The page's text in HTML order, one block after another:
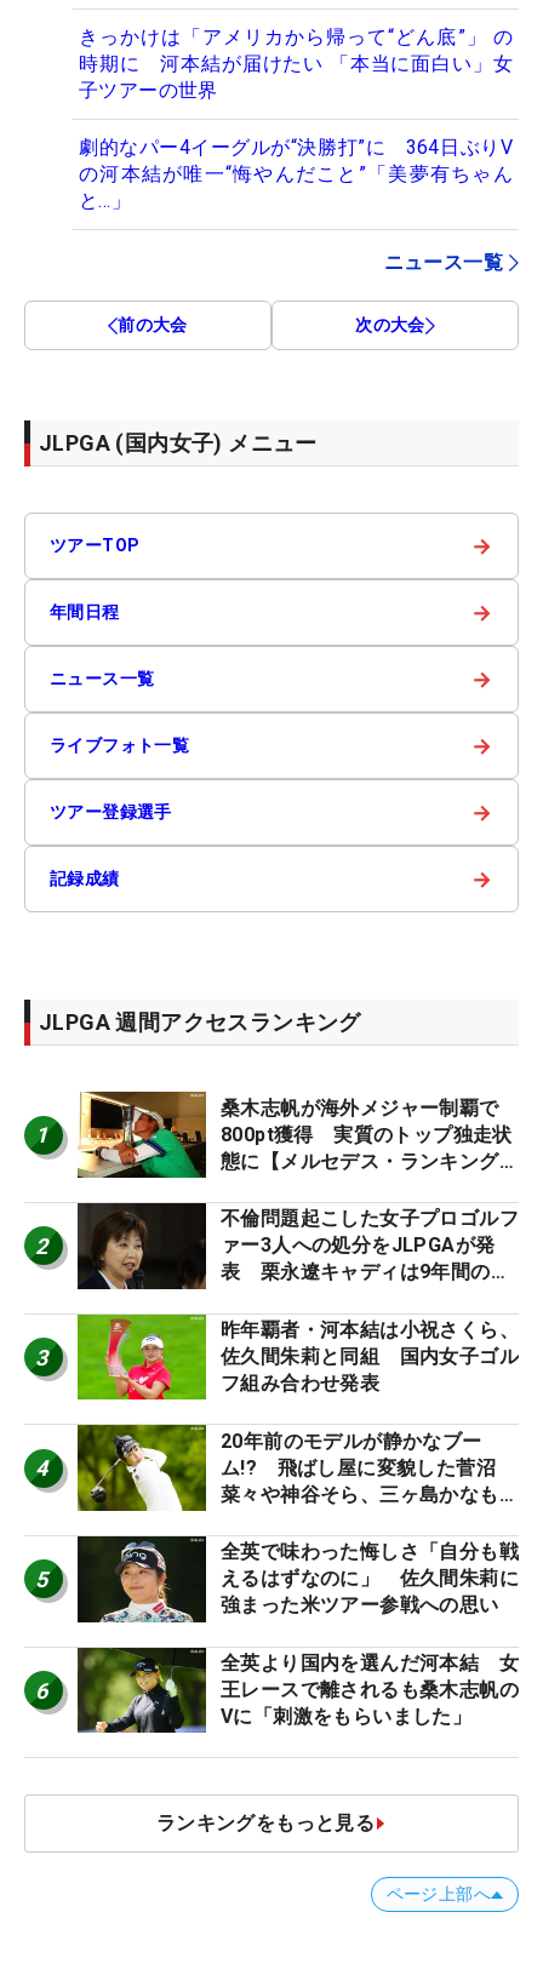
きっかけは「アメリカから帰って“どん底”」 の
時期に 河本結が届けたい 「本当に面白い」女
子ツアーの世界
劇的なパー4イーグルが“決勝打”に 364日ぶりV
の河本結が唯一“悔やんだこと”「美夢有ちゃん
と…」
ニュース一覧
前の大会 次の大会
JLPGA (国内女子) メニュー
ツアーTOP →
年間日程 →
ニュース一覧 →
ライブフォト一覧 →
ツアー登録選手 →
記録成績 →
JLPGA 週間アクセスランキング
1
桑木志帆が海外メジャー制覇で
800pt獲得 実質のトップ独走状
態に【メルセデス・ランキング番
2
不倫問題起こした女子プロゴルフ
ァー3人への処分をJLPGAが発
表 栗永遼キャディは9年間の立
3
昨年覇者・河本結は小祝さくら、
佐久間朱莉と同組 国内女子ゴル
フ組み合わせ発表
4
20年前のモデルが静かなブー
ム!? 飛ばし屋に変貌した菅沼
菜々や神谷そら、三ヶ島かなも使
ロたちの“飛ばしギア”】
5
全英で味わった悔しさ「自分も戦
えるはずなのに」 佐久間朱莉に
強まった米ツアー参戦への思い
6
全英より国内を選んだ河本結 女
王レースで離されるも桑木志帆の
Vに「刺激をもらいました」
ランキングをもっと見る
ページ上部へ